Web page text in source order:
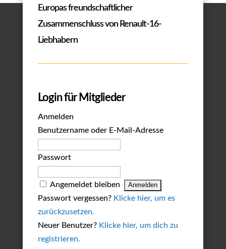
Europas freundschaftlicher
Zusammenschluss von Renault-16-
Liebhabern
Login für Mitglieder
Anmelden
Benutzername oder E-Mail-Adresse
Passwort
Angemeldet bleiben
Passwort vergessen? Klicke hier, um es
zurückzusetzen.
Neuer Benutzer? Klicke hier, um dich zu
registrieren.